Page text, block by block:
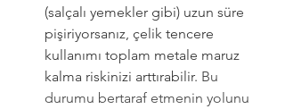
(salçalı yemekler gibi) uzun süre
pişiriyorsanız, çelik tencere
kullanımı toplam metale maruz
kalma riskinizi arttırabilir. Bu
durumu bertaraf etmenin yolunu